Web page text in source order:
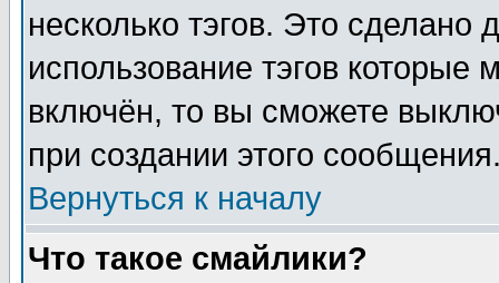
несколько тэгов. Это сделано
использование тэгов
включён, то вы сможете
при создании этого
Вернуться к началу
Что такое смайлики?